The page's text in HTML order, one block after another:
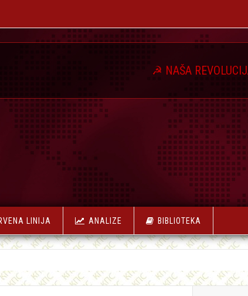
NAŠA REVOLUCIJA ☭ -
LINIJA ANALIZE BIBLIOTEKA